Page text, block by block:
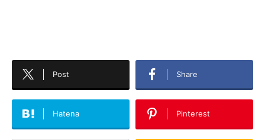
Post Share
Hatena Pinterest